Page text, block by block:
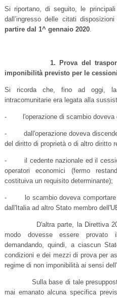
Si riportano, di seguito, le
dall’ingresso delle citati
partire dal 1^ gennaio 2020.
1. Prova del
imponibilità previsto per le
Si ricorda che, fino ad oggi, la
intracomunitarie era legata alla
- l'operazione di scambio doveva
- dall'operazione doveva
del diritto di proprietà o di altro diritto
- il cedente nazionale ed il
operatori economici (fermo
costituiva un requisito determinante);
- lo scambio doveva comportare
dall'Italia ad altro Stato membro
D'altra parte, la Direttiva
modo dovesse essere
demandando, quindi, a ciascun
condizioni e dei mezzi di prova per
regime di non imponibilità ai sensi
Sulla base di tale presupposto,
mai emanato alcuna specifica